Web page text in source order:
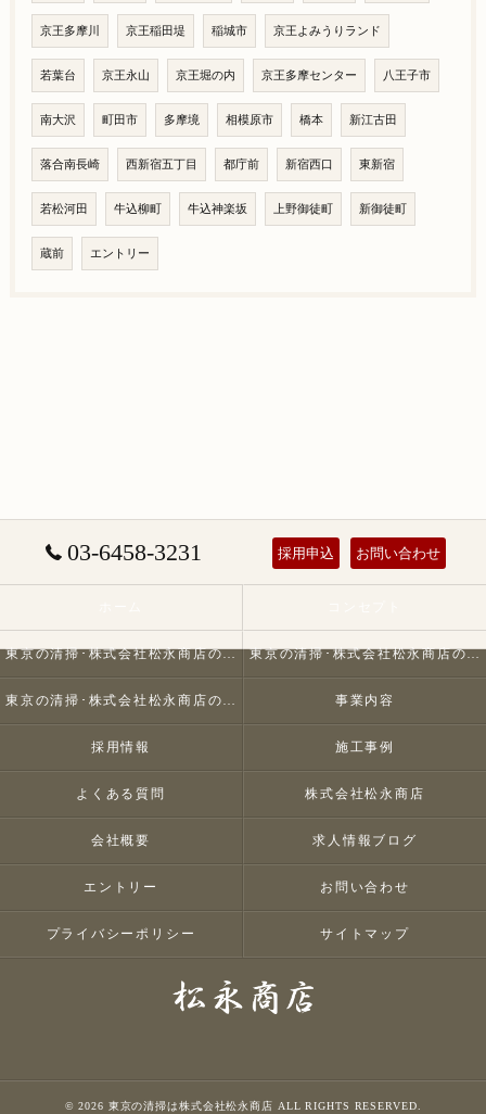
京王多摩川 京王稲田堤 稲城市 京王よみうりランド
若葉台 京王永山 京王堀の内 京王多摩センター 八王子市
南大沢 町田市 多摩境 相模原市 橋本 新江古田
落合南長崎 西新宿五丁目 都庁前 新宿西口 東新宿
若松河田 牛込柳町 牛込神楽坂 上野御徒町 新御徒町
蔵前 エントリー
03-6458-3231 採用申込 お問い合わせ
東京の清掃･株式会社松永商店の口コミ情報 東京の清掃･株式会社松永商店の評判
東京の清掃･株式会社松永商店のお客様の声 事業内容
採用情報 施工事例
よくある質問 株式会社松永商店
会社概要 求人情報ブログ
エントリー お問い合わせ
プライバシーポリシー サイトマップ
© 2026 東京の清掃は株式会社松永商店 ALL RIGHTS RESERVED.